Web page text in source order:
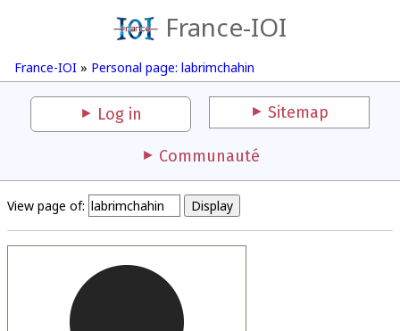
France-IOI
France-IOI » Personal page: labrimchahin
Log in Sitemap
Communauté
View page of: